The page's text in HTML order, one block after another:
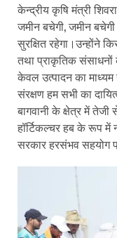
केन्द्रीय कृषि मंत्री
जमीन बचेगी, जमीन
सुरक्षित रहेगा।उन्होंने
तथा प्राकृतिक
केवल उत्पादन का माध्यम
संरक्षण हम सभी का
बागवानी के क्षेत्र में
हॉर्टिकल्चर हब के रूप में
सरकार हरसंभव सहयोग